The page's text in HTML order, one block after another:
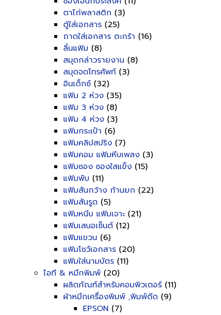
ตาไก่พลาสติก (3)
ตู้ใส่เอกสาร (25)
ถาดใส่เอกสาร ตะกร้า (16)
ลิ้นแฟ้ม (8)
สมุดกล่าวรายงาน (8)
สมุดจดโทรศัพท์ (3)
อินเด็กซ์ (32)
แฟ้ม 2 ห่วง (35)
แฟ้ม 3 ห่วง (8)
แฟ้ม 4 ห่วง (3)
แฟ้มกระเป๋า (6)
แฟ้มคลิปสปริง (7)
แฟ้มคอม แฟ้มหีบเพลง (3)
แฟ้มซอง ซองใสแข็ง (15)
แฟ้มพับ (11)
แฟ้มสันกว้าง ก้านยก (22)
แฟ้มสันรูด (5)
แฟ้มหนีบ แฟ้มเจาะ (21)
แฟ้มเสนอเซ็นต์ (12)
แฟ้มแขวน (6)
แฟ้มโชว์เอกสาร (20)
แฟ้มใส่นามบัตร (11)
ไอที & หมึกพิมพ์ (20)
ผลิตภัณฑ์สำหรับคอมพิวเตอร์ (11)
ผ้าหมึกเครื่องพิมพ์ ,พิมพ์ดีด (9)
EPSON (7)